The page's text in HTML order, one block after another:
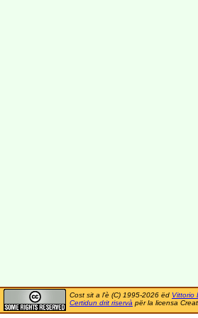
Cost sit a l'è (C) 1995-2026 ëd Vittorio
Certidun drit riservà për la licensa